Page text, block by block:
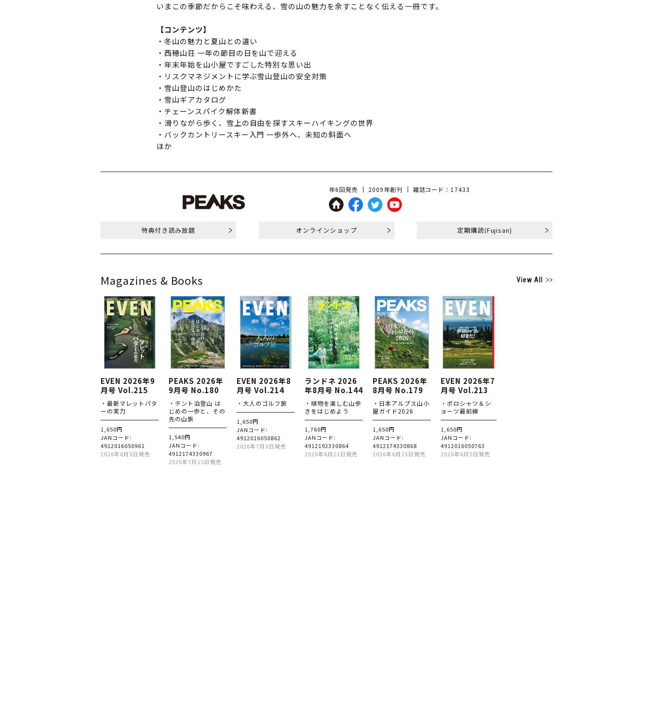
いまこの季節だからこそ味わえる、雪の山の魅力を余すことなく伝える一冊です。
【コンテンツ】
・冬山の魅力と夏山との違い
・西穂山荘 一年の節目の日を山で迎える
・年末年始を山小屋ですごした特別な思い出
・リスクマネジメントに学ぶ雪山登山の安全対策
・雪山登山のはじめかた
・雪山ギアカタログ
・チェーンスパイク解体新書
・滑りながら歩く、雪上の自由を探すスキーハイキングの世界
・バックカントリースキー入門 一歩外へ、未知の斜面へ
ほか
年6回発売 2009年創刊 雑誌コード：17433
特典付き読み放題 オンラインショップ 定期購読(Fujisan)
Magazines & Books View All
EVEN 2026年9
月号 Vol.215
・最新マレットパタ
ーの実力
1,650円
JANコード:
4912016050961
2026年8月5日発売
PEAKS 2026年
9月号 No.180
・テント泊登山 は
じめの一歩と、その
先の山旅
1,540円
JANコード:
4912174330967
2026年7月15日発売
EVEN 2026年8
月号 Vol.214
・大人のゴルフ旅
1,650円
JANコード:
4912016050862
2026年7月3日発売
ランドネ 2026
年8月号 No.144
・植物を楽しむ山歩
きをはじめよう
1,760円
JANコード:
4912192330864
2026年6月23日発売
PEAKS 2026年
8月号 No.179
・日本アルプス山小
屋ガイド2026
1,650円
JANコード:
4912174330868
2026年6月15日発売
EVEN 2026年7
月号 Vol.213
・ポロシャツ＆シ
ョーツ最前線
1,650円
JANコード:
4912016050763
2026年6月5日発売